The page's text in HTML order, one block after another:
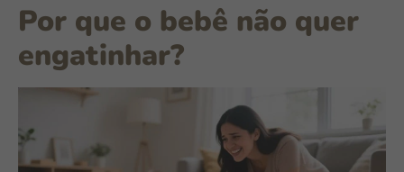
Por que o bebê não quer
engatinhar?